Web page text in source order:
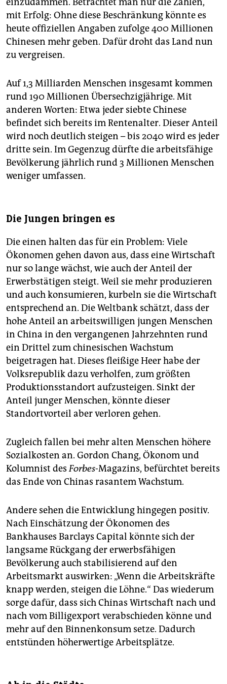
mit Erfolg: Ohne diese Beschränkung könnte es
heute offiziellen Angaben zufolge 400 Millionen
Chinesen mehr geben. Dafür droht das Land nun
zu vergreisen.
Auf 1,3 Milliarden Menschen insgesamt kommen
rund 190 Millionen Übersechzigjährige. Mit
anderen Worten: Etwa jeder siebte Chinese
befindet sich bereits im Rentenalter. Dieser Anteil
wird noch deutlich steigen – bis 2040 wird es jeder
dritte sein. Im Gegenzug dürfte die arbeitsfähige
Bevölkerung jährlich rund 3 Millionen Menschen
weniger umfassen.
Die Jungen bringen es
Die einen halten das für ein Problem: Viele
Ökonomen gehen davon aus, dass eine Wirtschaft
nur so lange wächst, wie auch der Anteil der
Erwerbstätigen steigt. Weil sie mehr produzieren
und auch konsumieren, kurbeln sie die Wirtschaft
entsprechend an. Die Weltbank schätzt, dass der
hohe Anteil an arbeitswilligen jungen Menschen
in China in den vergangenen Jahrzehnten rund
ein Drittel zum chinesischen Wachstum
beigetragen hat. Dieses fleißige Heer habe der
Volksrepublik dazu verholfen, zum größten
Produktionsstandort aufzusteigen. Sinkt der
Anteil junger Menschen, könnte dieser
Standortvorteil aber verloren gehen.
Zugleich fallen bei mehr alten Menschen höhere
Sozialkosten an. Gordon Chang, Ökonom und
Kolumnist desForbes-Magazins, befürchtet bereits
das Ende von Chinas rasantem Wachstum.
Andere sehen die Entwicklung hingegen positiv.
Nach Einschätzung der Ökonomen des
Bankhauses Barclays Capital könnte sich der
langsame Rückgang der erwerbsfähigen
Bevölkerung auch stabilisierend auf den
Arbeitsmarkt auswirken: „Wenn die Arbeitskräfte
knapp werden, steigen die Löhne.“ Das wiederum
sorge dafür, dass sich Chinas Wirtschaft nach und
nach vom Billigexport verabschieden könne und
mehr auf den Binnenkonsum setze. Dadurch
entstünden höherwertige Arbeitsplätze.